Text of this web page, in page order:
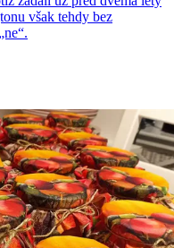
však tehdy bez